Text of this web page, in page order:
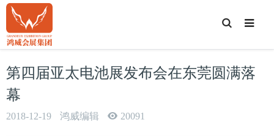
T
o
g
e
S
e
第四届亚太电池展发布会在东莞圆满落
幕
2018-12-19 鸿威编辑 20091